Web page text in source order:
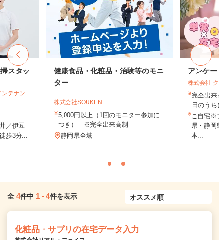
スタッ
ンテナン
／伊豆
歩3分...
健康食品・化粧品・治験等のモニ
ター
株式会社SOUKEN
5,000円以上（1回のモニター参加に
つき） ※完全出来高制
静岡県全域
アンケ
株式会社
完全出
日のう
ご自宅※
県・静岡
本...
全 4件中 1 - 4件を表示
化粧品・サプリの在宅データ入力